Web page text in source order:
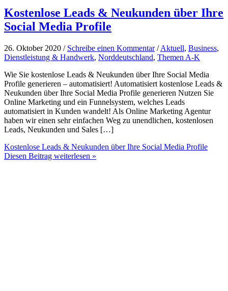
Kostenlose Leads & Neukunden über Ihre
Social Media Profile
26. Oktober 2020 / Schreibe einen Kommentar /Aktuell, Business,
Dienstleistung & Handwerk, Norddeutschland, Themen A-K
Wie Sie kostenlose Leads & Neukunden über Ihre Social Media
Profile generieren – automatisiert! Automatisiert kostenlose Leads &
Neukunden über Ihre Social Media Profile generieren Nutzen Sie
Online Marketing und ein Funnelsystem, welches Leads
automatisiert in Kunden wandelt! Als Online Marketing Agentur
haben wir einen sehr einfachen Weg zu unendlichen, kostenlosen
Leads, Neukunden und Sales […]
Kostenlose Leads & Neukunden über Ihre Social Media Profile
Diesen Beitrag weiterlesen »